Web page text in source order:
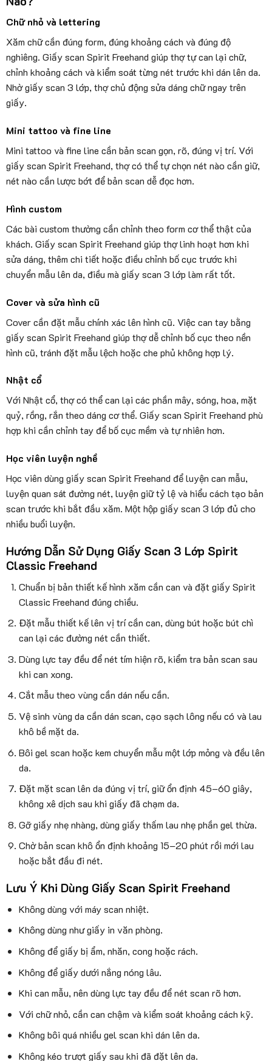
Chữ nhỏ và lettering
Xăm chữ cần đúng form, đúng khoảng cách và đúng độ
nghiêng. Giấy scan Spirit Freehand giúp thợ tự can lại chữ,
chỉnh khoảng cách và kiểm soát từng nét trước khi dán lên da.
Nhờ giấy scan 3 lớp, thợ chủ động sửa dáng chữ ngay trên
giấy.
Mini tattoo và fine line
Mini tattoo và fine line cần bản scan gọn, rõ, đúng vị trí. Với
giấy scan Spirit Freehand, thợ có thể tự chọn nét nào cần giữ,
nét nào cần lược bớt để bản scan dễ đọc hơn.
Hình custom
Các bài custom thường cần chỉnh theo form cơ thể thật của
khách. Giấy scan Spirit Freehand giúp thợ linh hoạt hơn khi
sửa dáng, thêm chi tiết hoặc điều chỉnh bố cục trước khi
chuyển mẫu lên da, điều mà giấy scan 3 lớp làm rất tốt.
Cover và sửa hình cũ
Cover cần đặt mẫu chính xác lên hình cũ. Việc can tay bằng
giấy scan Spirit Freehand giúp thợ dễ chỉnh bố cục theo nền
hình cũ, tránh đặt mẫu lệch hoặc che phủ không hợp lý.
Nhật cổ
Với Nhật cổ, thợ có thể can lại các phần mây, sóng, hoa, mặt
quỷ, rồng, rắn theo dáng cơ thể. Giấy scan Spirit Freehand phù
hợp khi cần chỉnh tay để bố cục mềm và tự nhiên hơn.
Học viên luyện nghề
Học viên dùng giấy scan Spirit Freehand để luyện can mẫu,
luyện quan sát đường nét, luyện giữ tỷ lệ và hiểu cách tạo bản
scan trước khi bắt đầu xăm. Một hộp giấy scan 3 lớp đủ cho
nhiều buổi luyện.
Hướng Dẫn Sử Dụng Giấy Scan 3 Lớp Spirit
Classic Freehand
Chuẩn bị bản thiết kế hình xăm cần can và đặt giấy Spirit
Classic Freehand đúng chiều.
Đặt mẫu thiết kế lên vị trí cần can, dùng bút hoặc bút chì
can lại các đường nét cần thiết.
Dùng lực tay đều để nét tím hiện rõ, kiểm tra bản scan sau
khi can xong.
Cắt mẫu theo vùng cần dán nếu cần.
Vệ sinh vùng da cần dán scan, cạo sạch lông nếu có và lau
khô bề mặt da.
Bôi gel scan hoặc kem chuyển mẫu một lớp mỏng và đều lên
da.
Đặt mặt scan lên da đúng vị trí, giữ ổn định 45–60 giây,
không xê dịch sau khi giấy đã chạm da.
Gỡ giấy nhẹ nhàng, dùng giấy thấm lau nhẹ phần gel thừa.
Chờ bản scan khô ổn định khoảng 15–20 phút rồi mới lau
hoặc bắt đầu đi nét.
Lưu Ý Khi Dùng Giấy Scan Spirit Freehand
Không dùng với máy scan nhiệt.
Không dùng như giấy in văn phòng.
Không để giấy bị ẩm, nhăn, cong hoặc rách.
Không để giấy dưới nắng nóng lâu.
Khi can mẫu, nên dùng lực tay đều để nét scan rõ hơn.
Với chữ nhỏ, cần can chậm và kiểm soát khoảng cách kỹ.
Không bôi quá nhiều gel scan khi dán lên da.
Không kéo trượt giấy sau khi đã đặt lên da.